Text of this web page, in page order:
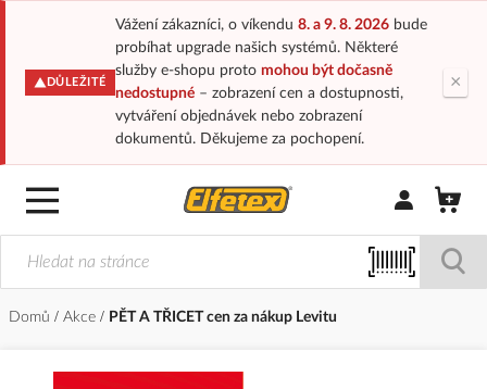
DŮLEŽITÉ
Vážení zákazníci, o víkendu 8. a 9. 8. 2026bude
probíhat upgrade našich systémů. Některé
služby e-shopu proto mohou být dočasně
nedostupné– zobrazení cen a dostupnosti,
vytváření objednávek nebo zobrazení
dokumentů. Děkujeme za pochopení.
×
Přihlásit/
Domů Akce PĚT A TŘICET cen za nákup Levitu